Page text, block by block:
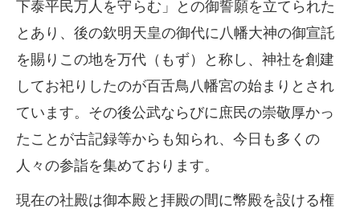
下泰平民万人を守らむ」との御誓願を立てられた
とあり、後の欽明天皇の御代に八幡大神の御宣託
を賜りこの地を万代（もず）と称し、神社を創建
してお祀りしたのが百舌鳥八幡宮の始まりとされ
ています。その後公武ならびに庶民の崇敬厚かっ
たことが古記録等からも知られ、今日も多くの
人々の参詣を集めております。
現在の社殿は御本殿と拝殿の間に幣殿を設ける権